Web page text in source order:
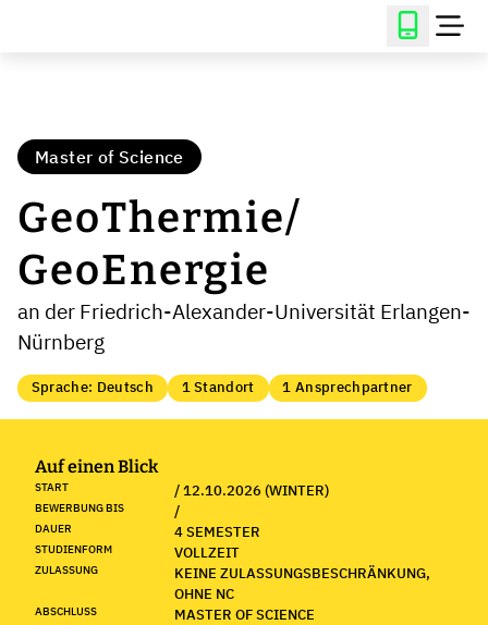
Master of Science
GeoThermie/
GeoEnergie
an der Friedrich-Alexander-Universität Erlangen-
Nürnberg
Sprache: Deutsch 1 Standort 1 Ansprechpartner
Auf einen Blick
START / 12.10.2026 (WINTER)
BEWERBUNG BIS /
DAUER 4 SEMESTER
STUDIENFORM VOLLZEIT
ZULASSUNG
KEINE ZULASSUNGSBESCHRÄNKUNG,
OHNE NC
ABSCHLUSS MASTER OF SCIENCE